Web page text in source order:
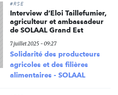
#RSE
Interview d’Eloi Taillefumier,
agriculteur et ambassadeur
de SOLAAL Grand Est
7 juillet 2025 - 09:27
Solidarité des producteurs
agricoles et des filières
alimentaires - SOLAAL